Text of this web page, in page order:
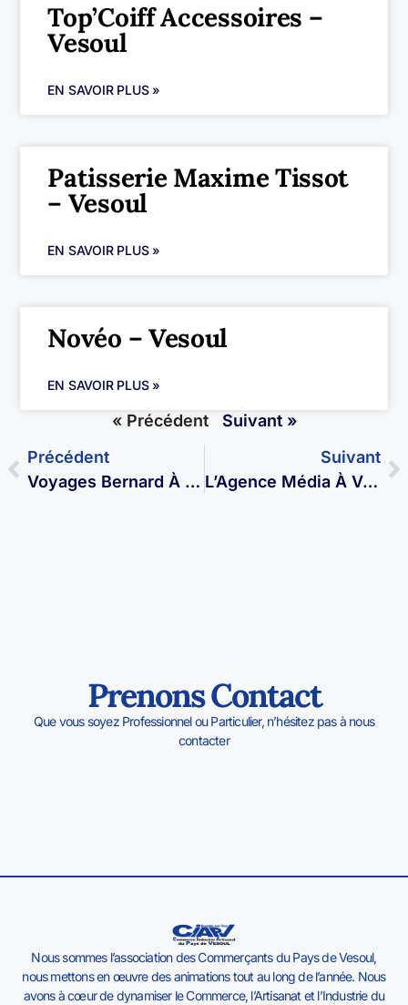
Top’Coiff Accessoires –
Vesoul
EN SAVOIR PLUS »
Patisserie Maxime Tissot
– Vesoul
EN SAVOIR PLUS »
Novéo – Vesoul
EN SAVOIR PLUS »
« Précédent
Suivant »
Précédent
Voyages Bernard À Senoncourt
Suivant
L’Agence Média À Vesoul
Prenons Contact
Que vous soyez Professionnel ou Particulier, n’hésitez pas à nous
contacter
Nous sommes l’association des Commerçants du Pays de Vesoul,
nous mettons en œuvre des animations tout au long de l’année. Nous
avons à cœur de dynamiser le Commerce, l’Artisanat et l’Industrie du